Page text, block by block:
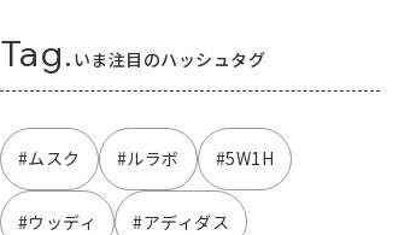
Tag. いま注目のハッシュタグ
#ムスク #ルラボ #5W1H
#ウッディ #アディダス